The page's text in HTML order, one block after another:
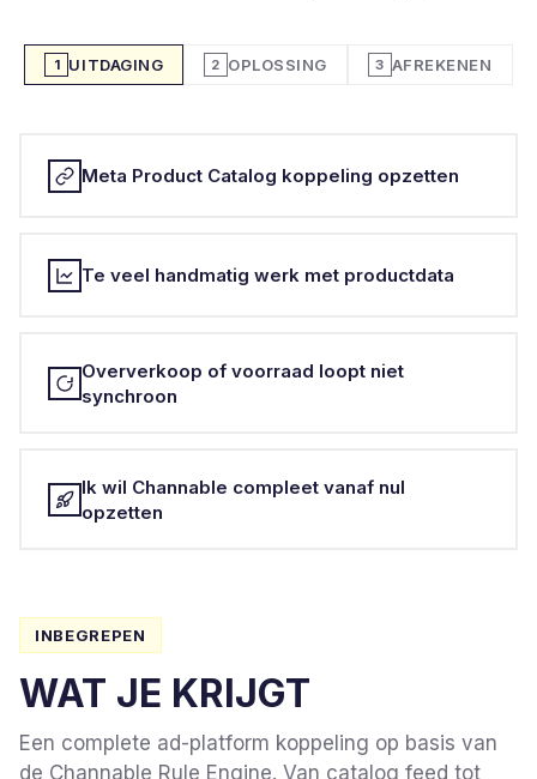
1 UITDAGING 2 OPLOSSING 3 AFREKENEN
Meta Product Catalog koppeling opzetten
Te veel handmatig werk met productdata
Oververkoop of voorraad loopt niet
synchroon
Ik wil Channable compleet vanaf nul
opzetten
INBEGREPEN
WAT JE KRIJGT
Een complete ad-platform koppeling op basis van
de Channable Rule Engine. Van catalog feed tot